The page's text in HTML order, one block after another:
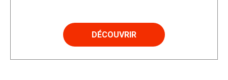
DÉCOUVRIR